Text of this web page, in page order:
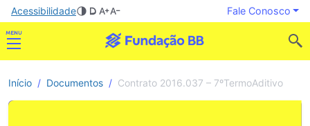
Acessibilidade Fale Conosco
Início Documentos Contrato 2016.037 – 7ºTermoAditivo